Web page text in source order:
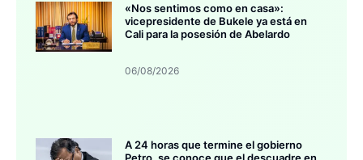
«Nos sentimos como en casa»:
vicepresidente de Bukele ya está en
Cali para la posesión de Abelardo
06/08/2026
A 24 horas que termine el gobierno